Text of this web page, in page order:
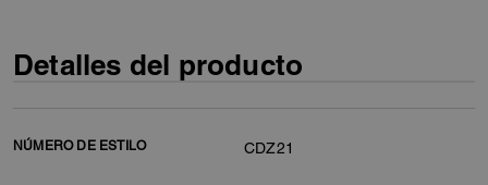
Detalles del producto
NÚMERO DE ESTILO CDZ21